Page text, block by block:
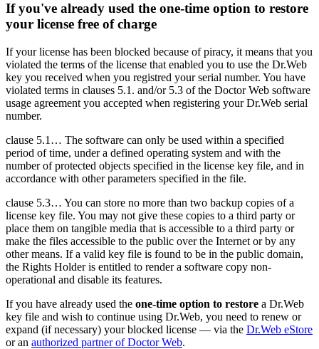
If you've already used the one-time option to restore
your license free of charge
If your license has been blocked because of piracy, it means that you
violated the terms of the license that enabled you to use the Dr.Web
key you received when you registred your serial number. You have
violated terms in clauses 5.1. and/or 5.3 of the Doctor Web software
usage agreement you accepted when registering your Dr.Web serial
number.
clause 5.1… The software can only be used within a specified
period of time, under a defined operating system and with the
number of protected objects specified in the license key file, and in
accordance with other parameters specified in the file.
clause 5.3… You can store no more than two backup copies of a
license key file. You may not give these copies to a third party or
place them on tangible media that is accessible to a third party or
make the files accessible to the public over the Internet or by any
other means. If a valid key file is found to be in the public domain,
the Rights Holder is entitled to render a software copy non-
operational and disable its features.
If you have already used the one-time option to restore a Dr.Web
key file and wish to continue using Dr.Web, you need to renew or
expand (if necessary) your blocked license — via the Dr.Web eStore
or an authorized partner of Doctor Web.